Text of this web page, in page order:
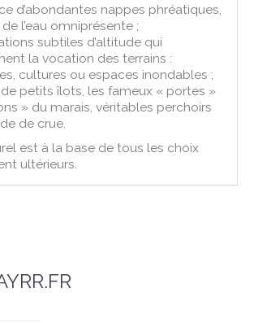
d’abondantes nappes phréatiques,
l’eau omniprésente ;
subtiles d’altitude qui
la vocation des terrains :
cultures ou espaces inondables ;
petits îlots, les fameux « portes »
» du marais, véritables perchoirs
de crue.
est à la base de tous les choix
ultérieurs.